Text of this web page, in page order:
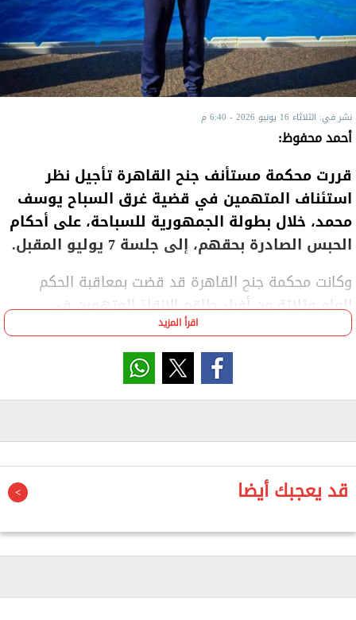
نشر في: الثلاثاء 16 يونيو 2026 - 6:40 م
أحمد محفوظ:
قررت محكمة مستأنف جنح القاهرة تأجيل نظر
استئناف المتهمين في قضية غرق السباح يوسف
محمد، خلال بطولة الجمهورية للسباحة، على أحكام
الحبس الصادرة بحقهم، إلى جلسة 7 يوليو المقبل.
وكانت محكمة جنح القاهرة قد قضت بمعاقبة الحكم
العام وثلاثة من أفراد طاقم الإنقاذ المتهمين في
القضية بالحبس لمدة ثلاث سنوات، مع كفالة قدرها 10
آلاف جنيه لكل متهم.
كما تضمن الحكم تغريم رئيس الاتحاد المصري للسباحة،
التنفيذي، ورئيس لجنة المسابقات، ومدير بطولة
إدانتهم بالإهمال والتقصير، مع براءتهم من تهمة القتل
الخطأ.
وخلال الجلسات السابقة، حرصت فاتن إبراهيم، والدة
السباح الراحل يوسف محمد، على حضور جميع جلسات
اقرأ المزيد
قد يعجبك أيضا